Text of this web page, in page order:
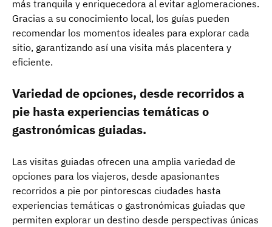
más tranquila y enriquecedora al evitar aglomeraciones.
Gracias a su conocimiento local, los guías pueden
recomendar los momentos ideales para explorar cada
sitio, garantizando así una visita más placentera y
eficiente.
Variedad de opciones, desde recorridos a
pie hasta experiencias temáticas o
gastronómicas guiadas.
Las visitas guiadas ofrecen una amplia variedad de
opciones para los viajeros, desde apasionantes
recorridos a pie por pintorescas ciudades hasta
experiencias temáticas o gastronómicas guiadas que
permiten explorar un destino desde perspectivas únicas